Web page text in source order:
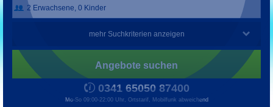
mehr Suchkriterien anzeigen
Angebote suchen
0341 65050 87400
Mo-So 09:00-22:00 Uhr, Ortstarif, Mobilfunk abweichend